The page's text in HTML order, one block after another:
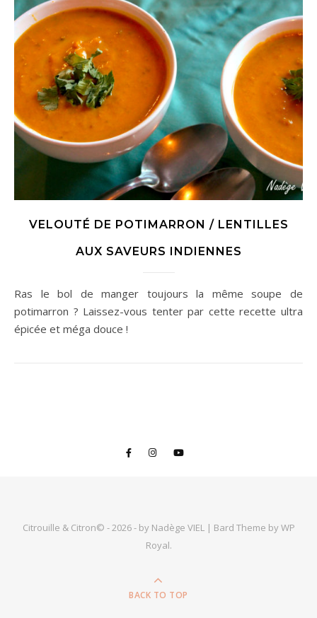
VELOUTÉ DE POTIMARRON / LENTILLES
AUX SAVEURS INDIENNES
Ras le bol de manger toujours la même soupe de
potimarron ? Laissez-vous tenter par cette recette ultra
épicée et méga douce !
Citrouille & Citron© - 2026 - by Nadège VIEL | Bard Theme byWP
Royal.
BACK TO TOP